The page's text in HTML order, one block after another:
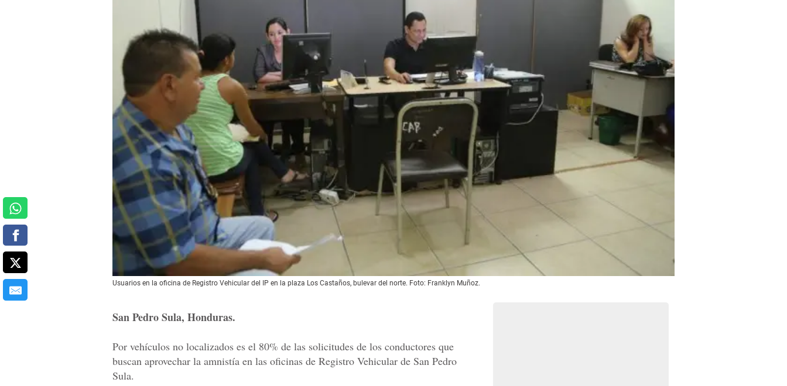
Usuarios en la oficina de Registro Vehicular del IP en la plaza Los Castaños, bulevar del norte. Foto: Franklyn Muñoz.
San Pedro Sula, Honduras.
Por vehículos no localizados es el 80% de las solicitudes de los conductores que
buscan aprovechar la amnistía en las oficinas de Registro Vehicular de San Pedro
Sula.